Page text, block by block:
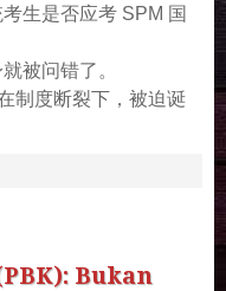
生是否应考 SPM 国
被问错了。
制度断裂下，被迫诞
Bukan